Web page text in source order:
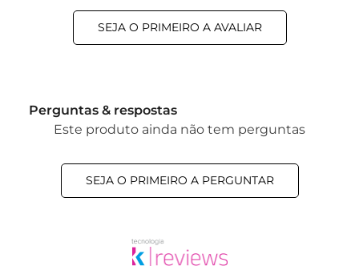
SEJA O PRIMEIRO A AVALIAR
Perguntas & respostas
Este produto ainda não tem perguntas
SEJA O PRIMEIRO A PERGUNTAR